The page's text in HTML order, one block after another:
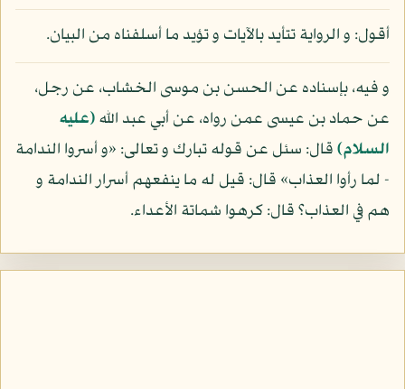
أقول: و الرواية تتأيد بالآيات و تؤيد ما أسلفناه من البيان.
و فيه، بإسناده عن الحسن بن موسى الخشاب، عن رجل،
عن حماد بن عيسى عمن رواه، عن أبي عبد الله(عليه
السلام)قال: سئل عن قوله تبارك و تعالى: «و أسروا الندامة
- لما رأوا العذاب» قال: قيل له ما ينفعهم أسرار الندامة و
هم في العذاب؟ قال: كرهوا شماتة الأعداء.